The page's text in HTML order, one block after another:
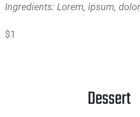
Ingredients: Lorem, ipsum,
$1
Dessert